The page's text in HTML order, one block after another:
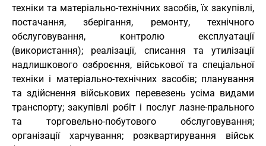
техніки та матеріально-технічних засобів, їх закупівлі,
постачання, зберігання, ремонту, технічного
обслуговування, контролю експлуатації
(використання); реалізації, списання та утилізації
надлишкового озброєння, військової та спеціальної
техніки і матеріально-технічних засобів; планування
та здійснення військових перевезень усіма видами
транспорту; закупівлі робіт і послуг лазне-прального
та торговельно-побутового обслуговування;
організації харчування; розквартирування військ